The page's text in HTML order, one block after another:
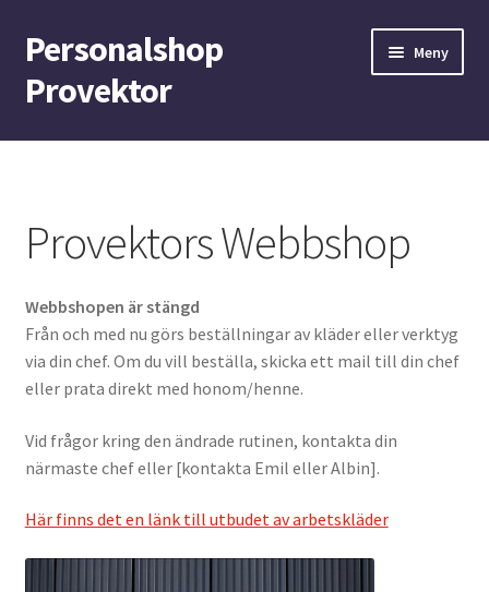
Hoppa
till
navigering
Hoppa
till
innehåll
Personalshop
Provektor
Meny
Hem
Epassi BIKE – den kompletta cykelförmånen
Mitt konto
Nyheter
Startsida
Provektors Webbshop
Webbshopen är stängd
Från och med nu görs beställningar av kläder eller verktyg
via din chef. Om du vill beställa, skicka ett mail till din chef
eller prata direkt med honom/henne.
Vid frågor kring den ändrade rutinen, kontakta din
närmaste chef eller [kontakta Emil eller Albin].
Här finns det en länk till utbudet av arbetskläder